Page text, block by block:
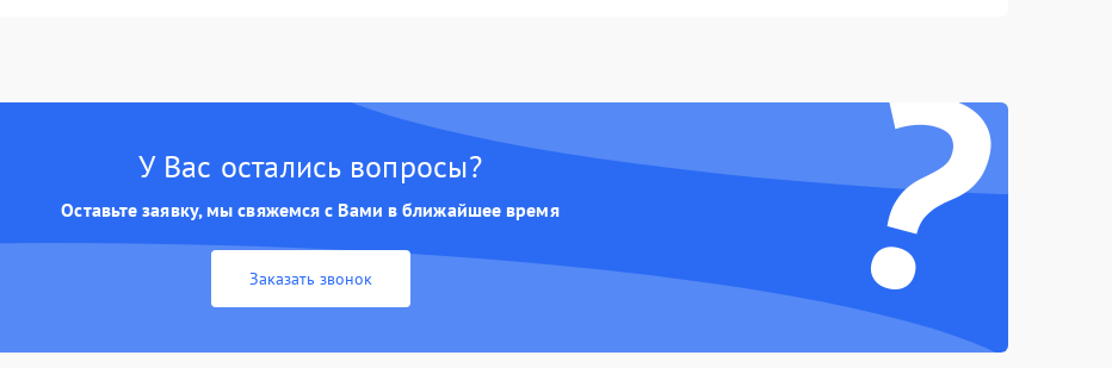
1 год ?
У Вас остались вопросы?
Оставьте заявку, мы свяжемся с Вами в ближайшее время
Заказать звонок